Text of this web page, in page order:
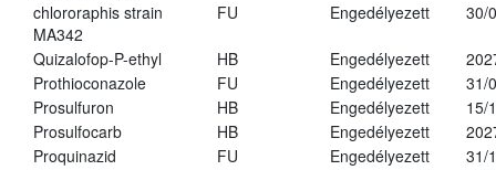
chlororaphis strain
MA342
FU Engedélyezett 30/
Quizalofop-P-ethyl HB Engedélyezett
Prothioconazole
FU Engedélyezett
31/
Prosulfuron
HB Engedélyezett
15/
Prosulfocarb
HB Engedélyezett
Proquinazid
FU Engedélyezett
31/